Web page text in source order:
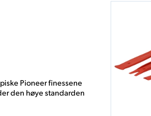
Pioneer finessene
den høye standarden